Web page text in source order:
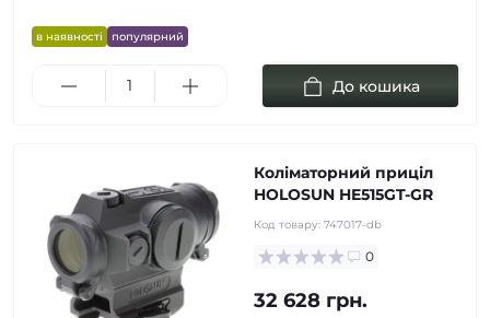
в наявності популярний
До кошика
Коліматорний приціл
HOLOSUN HE515GT-GR
Код товару: 747017-db
0
32 628 грн.